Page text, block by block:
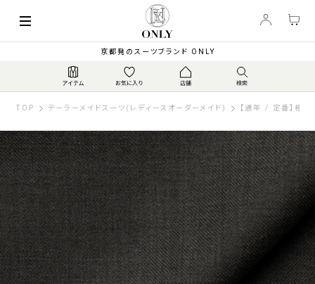
京都発のスーツブランド ONLY
TOP テーラーメイドスーツ(レディースオーダーメイド) 【通年 / 定番】極 /